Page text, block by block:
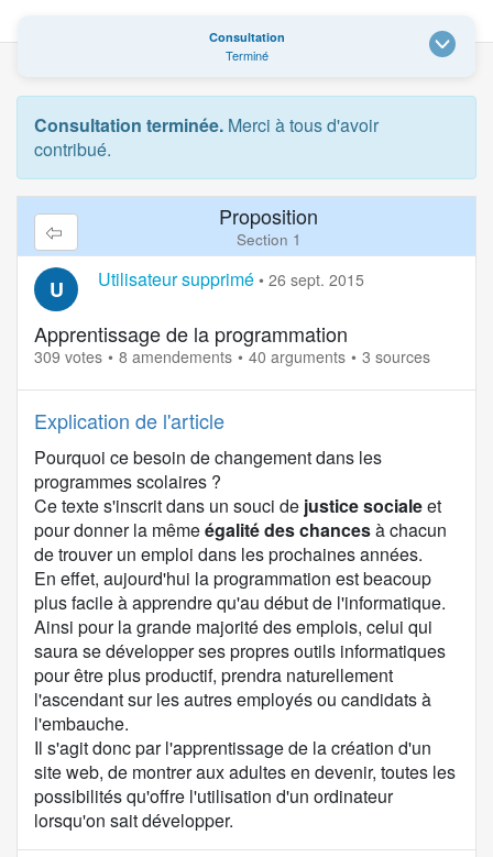
Consultation
Terminé
Consultation terminée. Merci à tous d'avoir
contribué.
Proposition
Section 1
U Utilisateur supprimé • 26 sept. 2015
Apprentissage de la programmation
309 votes 8 amendements 40 arguments 3 sources
Explication de l'article
Pourquoi ce besoin de changement dans les
programmes scolaires ?
Ce texte s'inscrit dans un souci de justice socialeet
pour donner la mêmeégalité des chancesà chacun
de trouver un emploi dans les prochaines années.
En effet, aujourd'hui la programmation est beacoup
plus facile à apprendre qu'au début de l'informatique.
Ainsi pour la grande majorité des emplois, celui qui
saura se développer ses propres outils informatiques
pour être plus productif, prendra naturellement
l'ascendant sur les autres employés ou candidats à
l'embauche.
Il s'agit donc par l'apprentissage de la création d'un
site web, de montrer aux adultes en devenir, toutes les
possibilités qu'offre l'utilisation d'un ordinateur
lorsqu'on sait développer.